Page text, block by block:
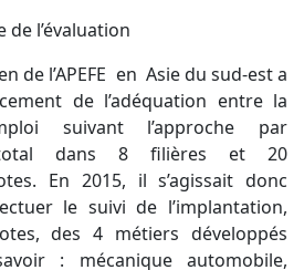
l’évaluation
de l’APEFE en Asie du sud-est a
de l’adéquation entre la
suivant l’approche par
total dans 8 filières et 20
En 2015, il s’agissait donc
le suivi de l’implantation,
des 4 métiers développés
: mécanique automobile,